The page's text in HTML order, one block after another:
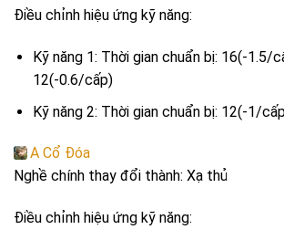
Điều chỉnh hiệu ứng kỹ năng:
Kỹ năng 1: Thời gian chuẩn bị: 16(-1.5/
12(-0.6/cấp)
Kỹ năng 2: Thời gian chuẩn bị: 12(-1/
A Cổ Đóa
Nghề chính thay đổi thành: Xạ thủ
Điều chỉnh hiệu ứng kỹ năng: